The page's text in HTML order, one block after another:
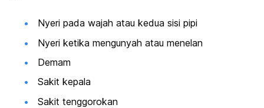
Nyeri pada wajah atau kedua sisi pipi
Nyeri ketika mengunyah atau menelan
Demam
Sakit kepala
Sakit tenggorokan